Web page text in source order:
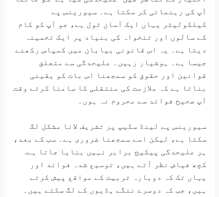
آپ کی رہنمائی کر سکتا ہے۔ سیورینس پے
کیلکولیٹر یہاں ایک آسان ٹول ہے، جو آپ کو کام
کے سالوں اور تنخواہ کی بنیاد پر ایک تخمینہ
دیتا ہے۔ یہ اس قانونی بیابان میں کمپاس رکھنے
جیسا ہے۔ ہوشیار رہیں۔ علیحدگی سے متعلق
قوانین اور حقوق کو سمجھنا اس بات کو یقینی
بناتا ہے کہ ملازمت کی منتقلی کا سامنا کرتے وقت
آپ صحیح فوائد سے محروم نہ ہوں۔
سیورینس پے لینڈ سکیپ پر تشریف لانا مشکل لگ
سکتا ہے، لیکن اسے سمجھنا ضروری ہے۔ سب کے بعد،
ہر علیحدگی پیکیج برابر نہیں بنایا جاتا ہے.
کچھ فیاض نظر آتے ہیں، توسیع شدہ فوائد اور
یہاں تک کہ دوبارہ تربیت کے مواقع پیش کرتے
ہیں، جب کہ دوسرے ننگے ہڈیوں کے لگ سکتے ہیں۔